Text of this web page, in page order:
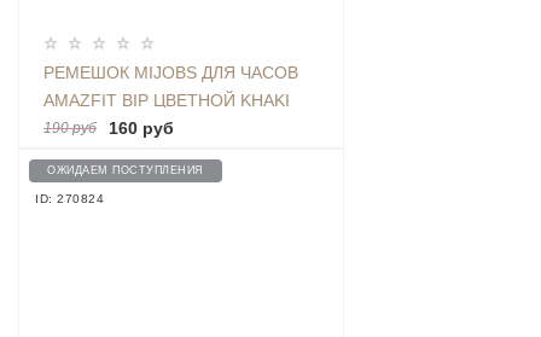
РЕМЕШОК MIJOBS ДЛЯ ЧАСОВ
AMAZFIT BIP ЦВЕТНОЙ KHAKI
190 руб 160 руб
ОЖИДАЕМ ПОСТУПЛЕНИЯ
ID: 270824